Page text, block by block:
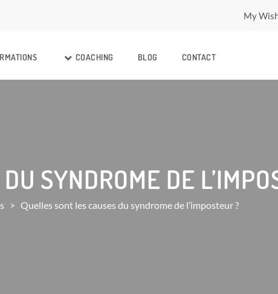
My
COACHING BLOG CONTACT
SYNDROME DE
> Quelles sont les causes du syndrome de l’imposteur ?